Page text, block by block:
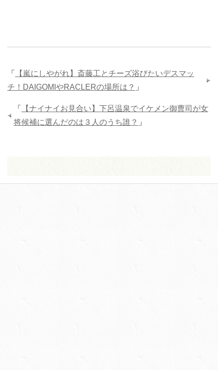
「
【嵐にしやがれ】斎藤工とチーズ浴びたいデスマッ
チ！DAIGOMIやRACLERの場所は？ 」
「
【ナイナイお見合い】下呂温泉でイケメン御曹司が女
将候補に選んだのは３人のうち誰？ 」